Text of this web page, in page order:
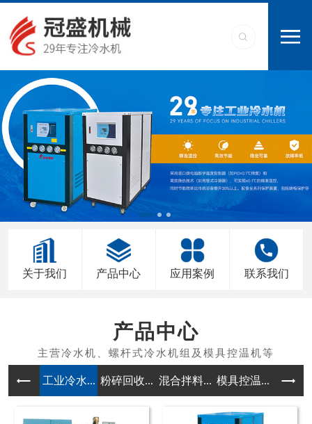
关于我们 产品中心 应用案例 联系我们
产品中心
工业冷水... 粉碎回收... 混合拌料... 模具控温... 除湿